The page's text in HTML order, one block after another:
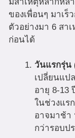
ของเพื่อนๆ มาเร็
ตัวอย่างมา 6 สา
ก่อนได้
วันแรกรุ่น
เปลี่ยนแป
อายุ 8-13
ในช่วงแร
อาจมาช้า
กว่ารอบป